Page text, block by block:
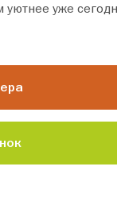
уютнее уже